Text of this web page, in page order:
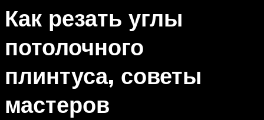
Как резать углы
потолочного
плинтуса, советы
мастеров